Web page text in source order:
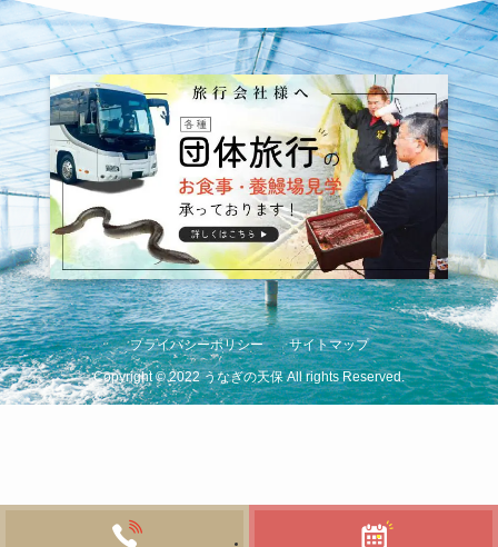
プライバシーポリシー サイトマップ
Copyright©2022 うなぎの天保 All rights Reserved.